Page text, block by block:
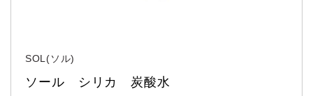
SOL(ソル)
ソール　シリカ　炭酸水